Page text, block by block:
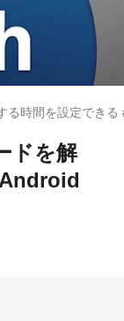
る時間を設定でき
ドを解